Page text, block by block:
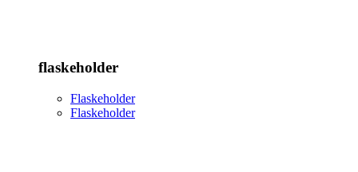
flaskeholder
Flaskeholder
Flaskeholder